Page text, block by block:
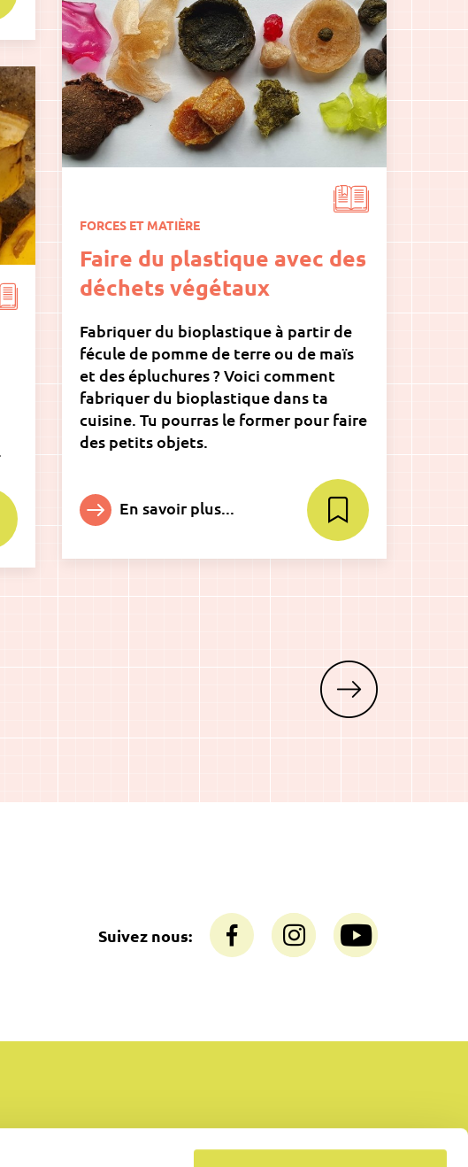
FORCES ET MATIÈRE
Faire du plastique avec des
déchets végétaux
Fabriquer du bioplastique à partir de
fécule de pomme de terre ou de maïs
et des épluchures ? Voici comment
fabriquer du bioplastique dans ta
cuisine. Tu pourras le former pour faire
des petits objets.
En savoir plus...
Suivez nous: